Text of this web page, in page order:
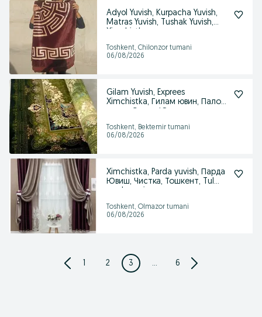
Adyol Yuvish, Kurpacha Yuvish,
Matras Yuvish, Tushak Yuvish,
Toshkent, Chilonzor tumani
06/08/2026
Gilam Yuvish, Exprees
Ximchistka, Гилам ювин, Палос
Toshkent, Bektemir tumani
06/08/2026
Ximchistka, Parda yuvish, Парда
Ювиш, Чистка, Тошкент, Tul
Toshkent, Olmazor tumani
06/08/2026
1 2 3 ... 6